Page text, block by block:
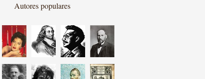
Autores populares